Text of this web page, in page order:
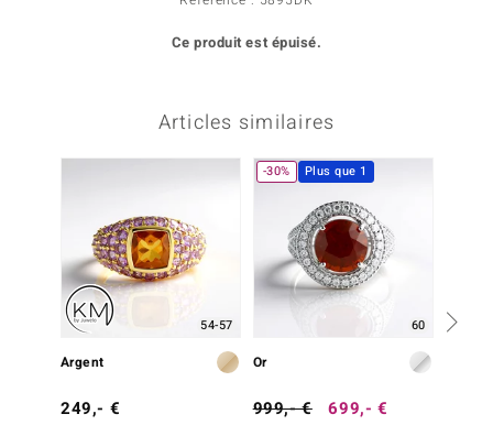
Collection
Ce produit est épuisé.
Articles similaires
54-57
Argent
249,- €
-30% Plus que 1
60
Or
999,- € 699,- €